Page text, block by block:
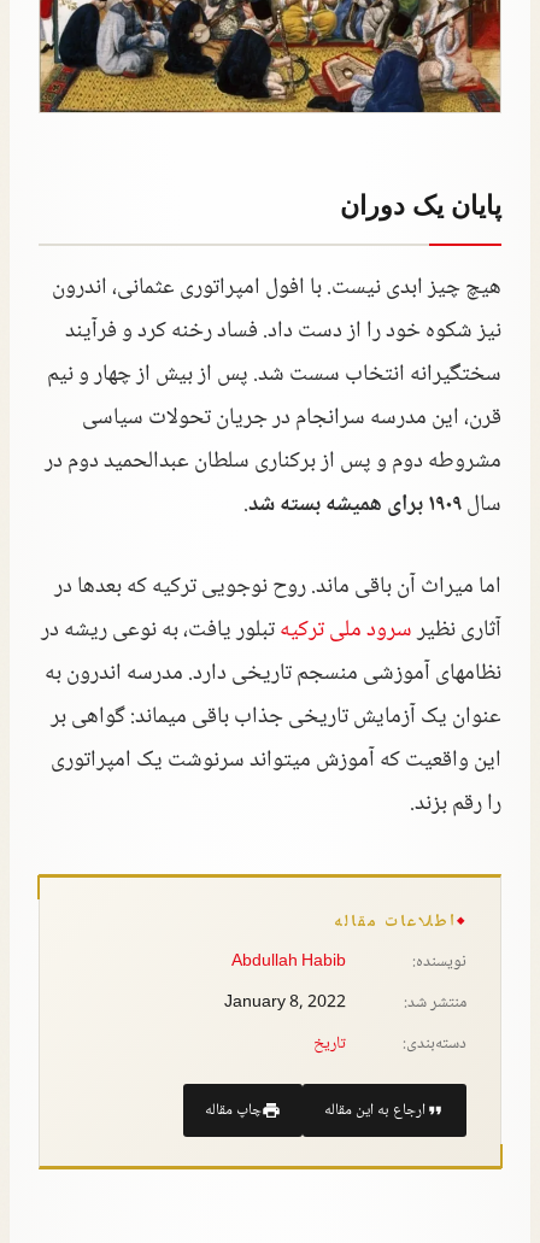
پایان یک دوران
هیچ چیز ابدی نیست. با افول امپراتوری عثمانی، اندرون
نیز شکوه خود را از دست داد. فساد رخنه کرد و فرآیند
سختگیرانه انتخاب سست شد. پس از بیش از چهار و نیم
قرن، این مدرسه سرانجام در جریان تحولات سیاسی
مشروطه دوم و پس از برکناری سلطان عبدالحمید دوم در
سال۱۹۰۹ برای همیشه بسته شد .
اما میراث آن باقی ماند. روح نوجویی ترکیه که بعدها در
آثاری نظیرسرود ملی ترکیهتبلور یافت، به نوعی ریشه در
نظامهای آموزشی منسجم تاریخی دارد. مدرسه اندرون به
عنوان یک آزمایش تاریخی جذاب باقی میماند: گواهی بر
این واقعیت که آموزش میتواند سرنوشت یک امپراتوری
را رقم بزند.
اطلاعات مقاله
نویسنده:
Abdullah Habib
منتشر شد:
January 8, 2022
دسته‌بندی:
تاريخ
ارجاع به این مقاله چاپ مقاله